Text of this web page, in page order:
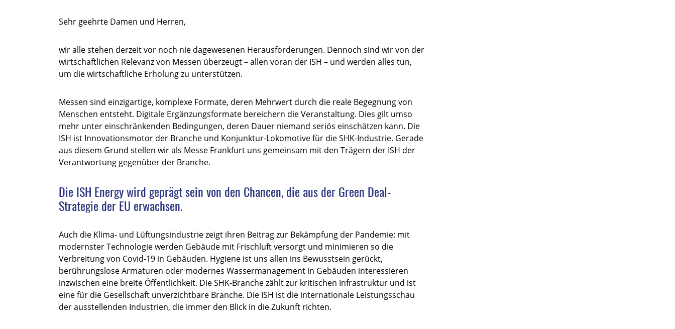
Sehr geehrte Damen und Herren,
wir alle stehen derzeit vor noch nie dagewesenen Herausforderungen. Dennoch sind wir von der
wirtschaftlichen Relevanz von Messen überzeugt – allen voran der ISH – und werden alles tun,
um die wirtschaftliche Erholung zu unterstützen.
Messen sind einzigartige, komplexe Formate, deren Mehrwert durch die reale Begegnung von
Menschen entsteht. Digitale Ergänzungsformate bereichern die Veranstaltung. Dies gilt umso
mehr unter einschränkenden Bedingungen, deren Dauer niemand seriös einschätzen kann. Die
ISH ist Innovationsmotor der Branche und Konjunktur-Lokomotive für die SHK-Industrie. Gerade
aus diesem Grund stellen wir als Messe Frankfurt uns gemeinsam mit den Trägern der ISH der
Verantwortung gegenüber der Branche.
Die ISH Energy wird geprägt sein von den Chancen, die aus der Green Deal-
Strategie der EU erwachsen.
Auch die Klima- und Lüftungsindustrie zeigt ihren Beitrag zur Bekämpfung der Pandemie: mit
modernster Technologie werden Gebäude mit Frischluft versorgt und minimieren so die
Verbreitung von Covid-19 in Gebäuden. Hygiene ist uns allen ins Bewusstsein gerückt,
berührungslose Armaturen oder modernes Wassermanagement in Gebäuden interessieren
inzwischen eine breite Öffentlichkeit. Die SHK-Branche zählt zur kritischen Infrastruktur und ist
eine für die Gesellschaft unverzichtbare Branche. Die ISH ist die internationale Leistungsschau
der ausstellenden Industrien, die immer den Blick in die Zukunft richten.